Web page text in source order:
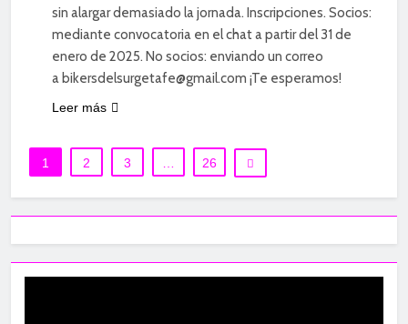
sin alargar demasiado la jornada. Inscripciones. Socios:
mediante convocatoria en el chat a partir del 31 de
enero de 2025. No socios: enviando un correo
a bikersdelsurgetafe@gmail.com ¡Te esperamos!
Leer más
1 2 3 26